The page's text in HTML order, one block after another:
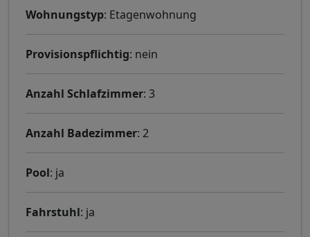
Wohnungstyp: Etagenwohnung
Provisionspflichtig: nein
Anzahl Schlafzimmer: 3
Anzahl Badezimmer: 2
Pool: ja
Fahrstuhl: ja